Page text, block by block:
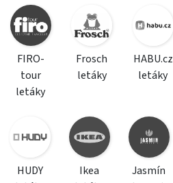
FIRO-
tour
letáky
Frosch
letáky
HABU.cz
letáky
HUDY
Ikea
Jasmín